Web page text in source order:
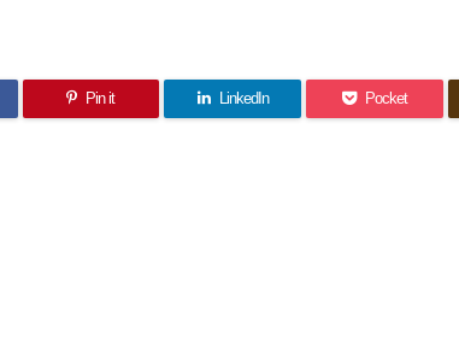
Pin it LinkedIn Pocket